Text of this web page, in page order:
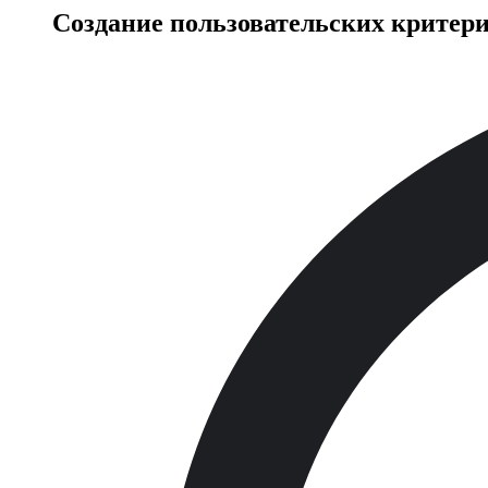
Создание пользовательских